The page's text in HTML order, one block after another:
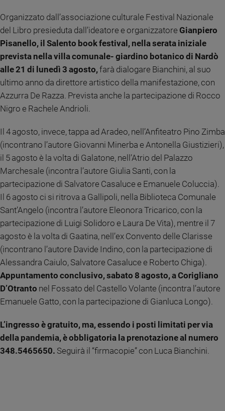
Diritti
Aziende
valore
Caso
della
settimana
Migranti
Diversità
inclusione
Costume
Cultura
e
spettacoli
Sanremo
2026
Cinema,
streaming
Libri
Musica
Arte
ed
Genitori
Organizzato dall’associazione culturale Festival Nazionale
del Libro presieduta dall’ideatore e organizzatore Gianpiero
Pisanello, il Salento book festival, nella serata iniziale
prevista nella villa comunale- giardino botanico di Nardò
alle 21 di lunedì 3 agosto, farà dialogare Bianchini, al suo
ultimo anno da direttore artistico della manifestazione, con
Azzurra De Razza. Prevista anche la partecipazione di Rocco
Nigro e Rachele Andrioli.
Il 4 agosto, invece, tappa ad Aradeo, nell’Anfiteatro Pino Zimba
(incontrano l’autore Giovanni Minerba e Antonella Giustizieri),
il 5 agosto è la volta di Galatone, nell’Atrio del Palazzo
Marchesale (incontra l’autore Giulia Santi, con la
partecipazione di Salvatore Casaluce e Emanuele Coluccia).
Il 6 agosto ci si ritrova a Gallipoli, nella Biblioteca Comunale
Sant’Angelo (incontra l’autore Eleonora Tricarico, con la
partecipazione di Luigi Solidoro e Laura De Vita), mentre il 7
agosto è la volta di Gaatina, nell’ex Convento delle Clarisse
(incontrano l’autore Davide Indino, con la partecipazione di
Alessandra Caiulo, Salvatore Casaluce e Roberto Chiga).
Appuntamento conclusivo, sabato 8 agosto, a Corigliano
D’Otranto nel Fossato del Castello Volante (incontra l’autore
Emanuele Gatto, con la partecipazione di Gianluca Longo).
L’ingresso è gratuito, ma, essendo i posti limitati per via
della pandemia, è obbligatoria la prenotazione al numero
348.5465650. Seguirà il “firmacopie” con Luca Bianchini.